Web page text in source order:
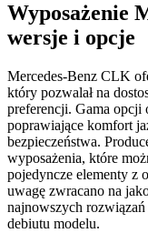
Wyposażenie
wersje i opcje
Mercedes-Benz CLK
który pozwalał na
preferencji. Gama opcji
poprawiające komfort
bezpieczeństwa.
wyposażenia, które
pojedyncze elementy z
uwagę zwracano na
najnowszych
debiutu modelu.